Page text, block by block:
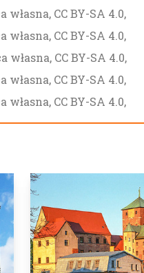
CC BY-SA 4.0,
CC BY-SA 4.0,
CC BY-SA 4.0,
CC BY-SA 4.0,
CC BY-SA 4.0,